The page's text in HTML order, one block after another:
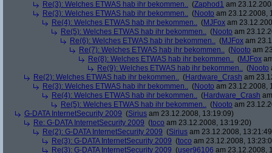
Re(3): Welches ETWAS hab ihr bekommen.. (Zaphod1 am
Re(3): Welches ETWAS hab ihr bekommen.. (Nooto am 23.12.2008,
Re(4): Welches ETWAS hab ihr bekommen.. (MJFox am
Re(5): Welches ETWAS hab ihr bekommen.. (Nooto am
Re(6): Welches ETWAS hab ihr bekommen.. (MJFox am
Re(7): Welches ETWAS hab ihr bekommen.. (Nooto am
Re(8): Welches ETWAS hab ihr bekommen.. (MJFox
Re(9): Welches ETWAS hab ihr bekommen.. (Nooto
Re(2): Welches ETWAS hab ihr bekommen.. (Hardware_Crash am
Re(3): Welches ETWAS hab ihr bekommen.. (Nooto am 23.12.2008,
Re(4): Welches ETWAS hab ihr bekommen.. (Hardware_Crash
Re(5): Welches ETWAS hab ihr bekommen.. (Nooto am
G-DATA InternetSecurity 2009 (Sirius am 23.12.2008, 13:19:09)
Re: G-DATA InternetSecurity 2009 (toco am 23.12.2008, 13:19:20)
Re(2): G-DATA InternetSecurity 2009 (Sirius am 23.12.2008,
Re(3): G-DATA InternetSecurity 2009 (toco am 23.12.2008,
Re(3): G-DATA InternetSecurity 2009 (user96106 am 23.12.2008,